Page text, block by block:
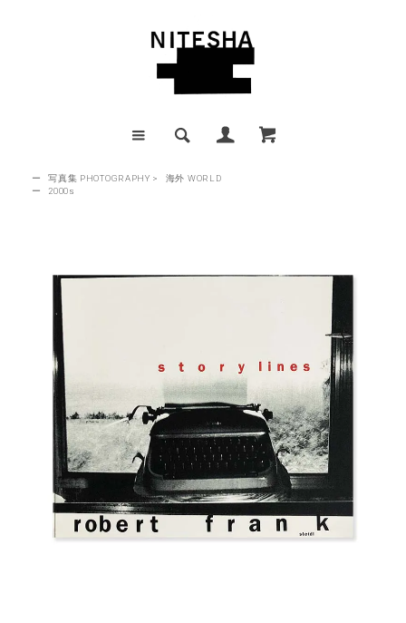
ー 写真集 PHOTOGRAPHY >
海外 WORLD
ー
2000s